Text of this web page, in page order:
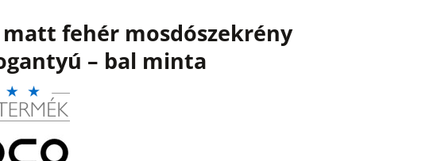
matt fehér mosdószekrény
– bal minta